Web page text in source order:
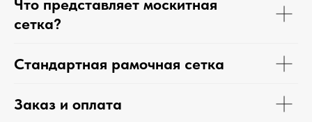
Что представляет москитная
сетка?
Стандартная рамочная сетка
Заказ и оплата